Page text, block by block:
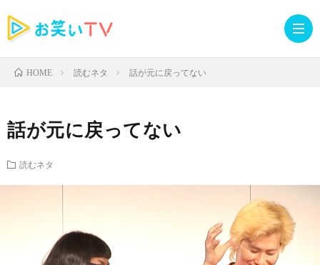
TOP
気
お
HOME 読むネタ 話が元に戻ってない
話が元に戻ってない
読むネタ